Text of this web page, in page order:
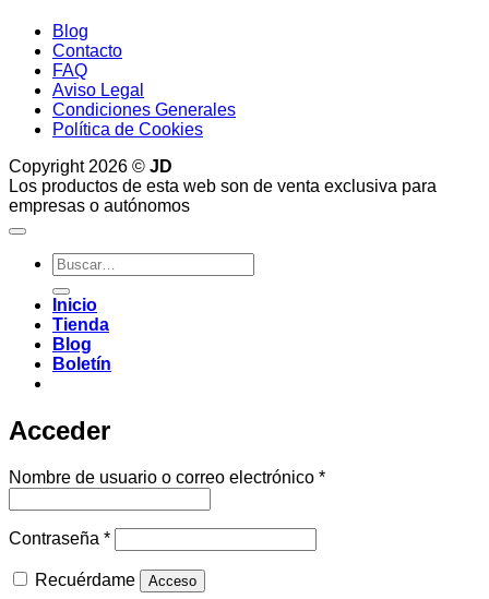
Blog
Contacto
FAQ
Aviso Legal
Condiciones Generales
Política de Cookies
Copyright 2026 © JD
Los productos de esta web son de venta exclusiva para
empresas o autónomos
Buscar
por:
Inicio
Tienda
Blog
Boletín
Acceder
Nombre de usuario o correo electrónico *Obligatorio
Contraseña *Obligatorio
Recuérdame Acceso